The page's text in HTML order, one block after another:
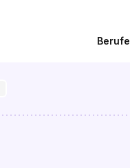
Berufe